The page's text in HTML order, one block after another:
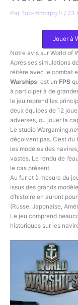
Par Top-mmorpg.fr / 23
Jouer à
Notre avis sur World of
Après ses simulations
réitère avec le combat
Warships, est un FPS
à participer à de
le jeu reprend les
deux équipes de 12
adverses, ou jouer la
Le studio
déçoivent pas. C’est
les modèles des
vastes. Le rendu de
le cas présent.
Au fur et à mesure du
issus des grands
d’histoire en auront
(Russe, Japonaise,
Le jeu comprend
historiques sur les